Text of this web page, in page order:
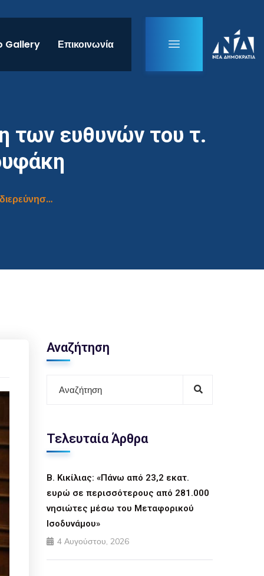
Gallery Επικοινωνία
των ευθυνών του τ.
Πρωτοβουλίες Πρωθυπουργού για τη διερεύνηση των ευθυνών του τ. Υπουργού Οικονομικών κ. Γ. Βαρουφάκη
Αναζήτηση
Τελευταία Άρθρα
Β. Κικίλιας: «Πάνω από 23,2 εκατ.
ευρώ σε περισσότερους από 281.000
νησιώτες μέσω του Μεταφορικού
Ισοδυνάμου»
4 Αυγούστου, 2026